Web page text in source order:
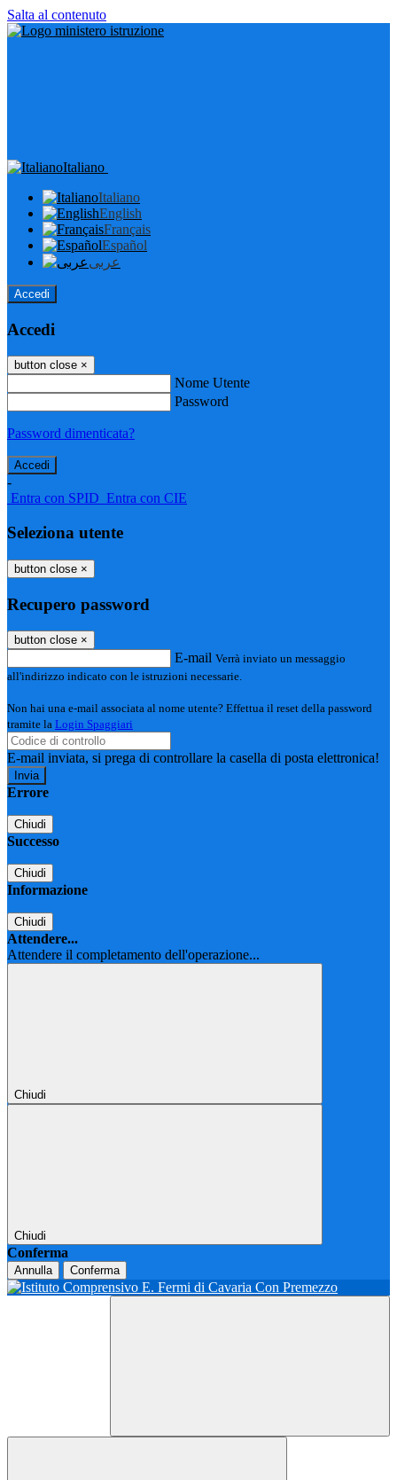
Salta al contenuto
Italiano
Italiano
English
Français
Español
عربى
Accedi
Accedi
button close ×
Nome Utente
Password
Password dimenticata?
-
Entra con SPID Entra con CIE
Seleziona utente
button close ×
Recupero password
button close ×
E-mail Verrà inviato un messaggio
all'indirizzo indicato con le istruzioni necessarie.
Non hai una e-mail associata al nome utente? Effettua il reset della password
tramite la Login Spaggiari
E-mail inviata, si prega di controllare la casella di posta elettronica!
Errore
Chiudi
Successo
Chiudi
Informazione
Chiudi
Attendere...
Attendere il completamento dell'operazione...
Chiudi
Chiudi
Conferma
Annulla Conferma